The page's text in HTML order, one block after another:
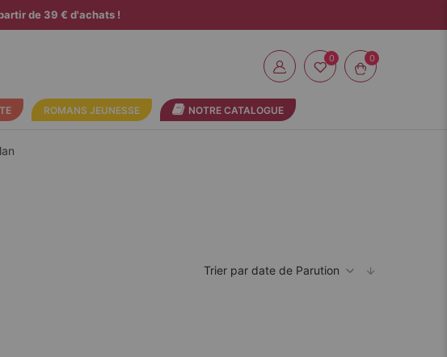
de 39 € d'achats !
0
ROMANS JEUNESSE NOTRE CATALOGUE